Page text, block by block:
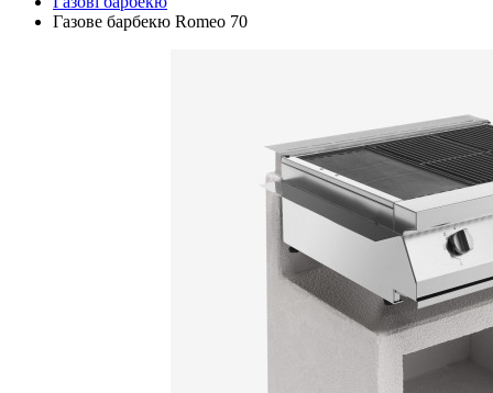
Газове барбекю Romeo 70